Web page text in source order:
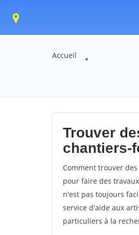
Accueil
Trouver
chantiers-
Comment trouver
pour faire des
n'est pas toujours
service d'aide aux
particuliers à la